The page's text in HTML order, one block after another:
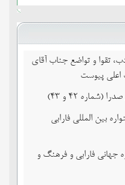
تقوا و تواضع جناب آقای
اعلی پیوست
(شماره 42 و 43)
بین المللی فارابی
جهانی فارابی و فرهنگ و